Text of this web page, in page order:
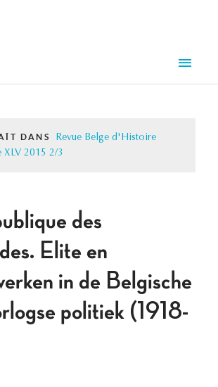
DANS
Revue Belge d'Histoire
XLV 2015 2/3
des
Elite en
in de Belgische
politiek (1918-